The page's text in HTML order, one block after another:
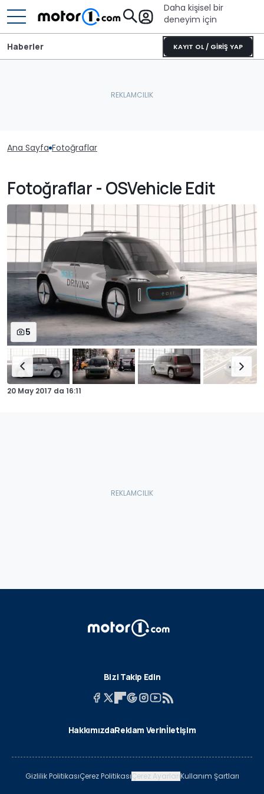
Daha kişisel bir
deneyim için
KAYIT OL / GİRİŞ YAP
Haberler
Ana Sayfa Fotoğraflar
Fotoğraflar - OSVehicle Edit
5
20 May 2017 da 16:11
Bizi Takip Edin
HakkımızdaReklam Verinİletişim
Gizlilik PolitikasıÇerez PolitikasıÇerez AyarlarıKullanım Şartları